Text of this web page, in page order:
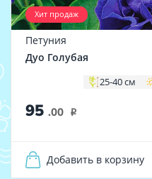
Хит продаж
Петуния
Дуо Голубая
25-40 см
95 .00 i
Добавить в корзину